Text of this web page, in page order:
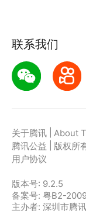
联系我们
关于腾讯 About
腾讯公益
版权所
用户协议
版本号: 9.2.5
备案号: 粤B2-
主办者: 深圳市腾